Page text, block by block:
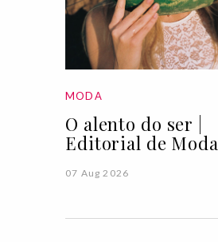
MODA
O alento do ser |
Editorial de Moda
07 Aug 2026